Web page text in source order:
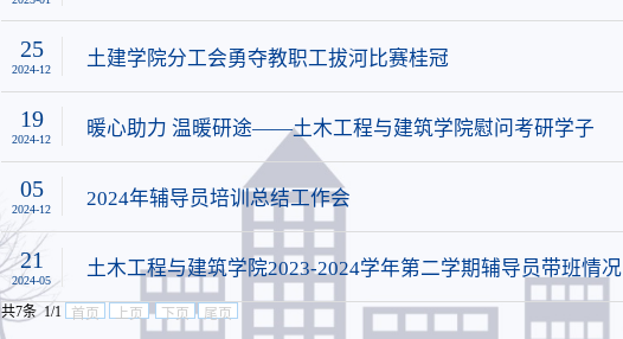
25
2024-12 土建学院分工会勇夺教职工拔河比赛桂冠
19
2024-12 暖心助力 温暖研途——土木工程与建筑学院慰问考研学子
05
2024-12 2024年辅导员培训总结工作会
21
2024-05 土木工程与建筑学院2023-2024学年第二学期辅导员带班情况
共7条 1/1 首页 上页 下页 尾页